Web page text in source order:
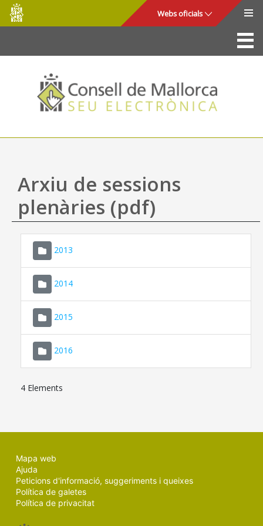
Salta al contingut principal
Consell
de
Mallorca
Webs oficials
La Seu
Consell de Mallorca
Accés i seguretat
Utilitats
Ajuda
Arxiu de sessions
plenàries (pdf)
2013
2014
2015
2016
4 Elements
Mapa web
Ajuda
Peticions d'informació, suggeriments i queixes
Política de galetes
Política de privacitat